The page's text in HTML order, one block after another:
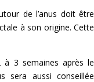
de l’anus doit être
à son origine. Cette
à 3 semaines après le
sera aussi conseillée